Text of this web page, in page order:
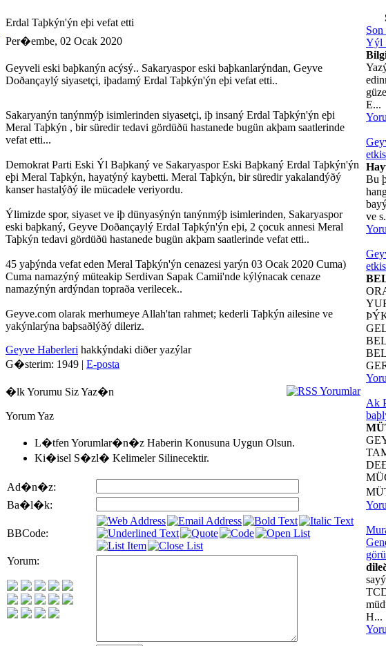
Yýl
E...
Bu
ve
Ak
H...
Erdal Taþkýn'ýn eþi vefat etti
Per�embe, 02 Ocak 2020
Geyveli eski baþkanýn acýsý.. Sakaryaspor eski baþkanlarýndan, Geyve
Doðançaylý siyasetçi, iþadamý Erdal Taþkýn'ýn eþi vefat etti..
Sakaryanýn tanýnmýþ isimlerinden siyasetçi, iþ insaný Erdal Taþkýn'ýn eþi
Meral Taþkýn , bir süredir tedavi gördüðü hastanede bugün akþam saatlerinde
vefat etti...
Demokrat Parti Eski Ýl Baþkaný ve Sakaryaspor Eski Baþkaný Erdal Taþkýn'ýn
eþi Meral Taþkýn, hayatýný kaybetti. Meral Taþkýn, bir süredir yakalandýðý
kanser hastalýðý ile mücadele veriyordu.
Ýlimizde spor, siyaset ve iþ dünyasýnýn tanýnmýþ isimlerinden, Sakaryaspor
eski baþkaný, Geyve Doðançaylý Erdal Taþkýn'ýn eþi, 2 çocuk annesi Meral
Taþkýn tedavi gördüðü hastanede bugün akþam saatlerinde vefat etti..
45 yaþýnda vefat eden Meral Taþkýn'ýn cenazesi yarýn 03 Ocak 2020 Cuma)
Cuma namazýný müteakip Serdivan Sapak Camii'nde kýlýnacak cenaze
namazýnýn ardýndan topraða verilecek..
Geyve.com olarak merhumeye Allah'tan rahmet; kederli Taþkýn ailesine ve
yakýnlarýna baþsaðlýðý dileriz.
Geyve Haberleri hakkýndaki diðer yazýlar
G�sterim: 1949 | E-posta
�lk Yorumu Siz Yaz�n
Yorum Yaz
L�tfen Yorumlar�n�z Haberin Konusuna Uygun Olsun.
Ki�isel S�zl� Kelimeler Silinecektir.
Ad�n�z:
Ba�l�k:
BBCode:
Yorum: